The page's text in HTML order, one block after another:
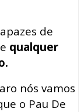
de
qualquer
nós vamos
o Pau De